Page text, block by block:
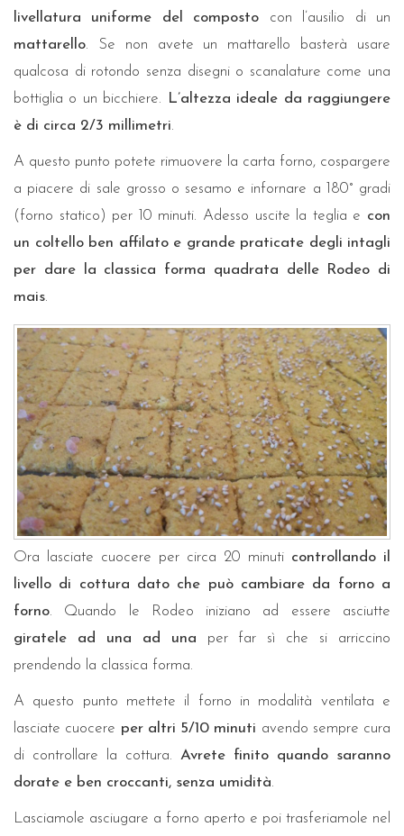
livellatura uniforme del composto con l’ausilio di un
mattarello. Se non avete un mattarello basterà usare
qualcosa di rotondo senza disegni o scanalature come una
bottiglia o un bicchiere.
L’altezza ideale da raggiungere
è di circa 2/3 millimetri.
A questo punto potete rimuovere la carta forno, cospargere
a piacere di sale grosso o sesamo e infornare a 180° gradi
(forno statico) per 10 minuti. Adesso uscite la teglia e con
un coltello ben affilato e grande praticate degli intagli
per dare la classica forma quadrata delle Rodeo di
mais.
Ora lasciate cuocere per circa 20 minuti controllando il
livello di cottura dato che può cambiare da forno a
forno. Quando le Rodeo iniziano ad essere asciutte
giratele ad una ad una per far sì che si arriccino
prendendo la classica forma.
A questo punto mettete il forno in modalità ventilata e
lasciate cuocere per altri 5/10 minuti avendo sempre cura
di controllare la cottura. Avrete finito quando saranno
dorate e ben croccanti, senza umidità.
Lasciamole asciugare a forno aperto e poi trasferiamole nel